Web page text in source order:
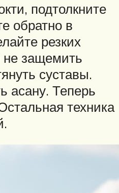
подтолкните
обратно в
резких
защемить
суставы.
асану. Теперь
техника